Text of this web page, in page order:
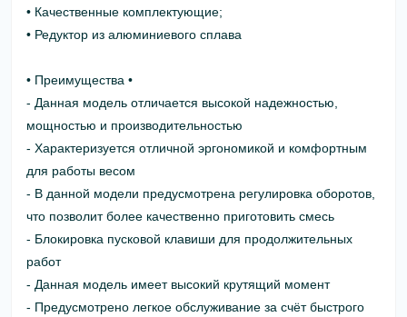
• Качественные комплектующие;
• Редуктор из алюминиевого сплава
• Преимущества •
- Данная модель отличается высокой надежностью,
мощностью и производительностью
- Характеризуется отличной эргономикой и комфортным
для работы весом
- В данной модели предусмотрена регулировка оборотов,
что позволит более качественно приготовить смесь
- Блокировка пусковой клавиши для продолжительных
работ
- Данная модель имеет высокий крутящий момент
- Предусмотрено легкое обслуживание за счёт быстрого